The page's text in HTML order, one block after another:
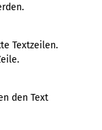
Textzeilen.
den Text